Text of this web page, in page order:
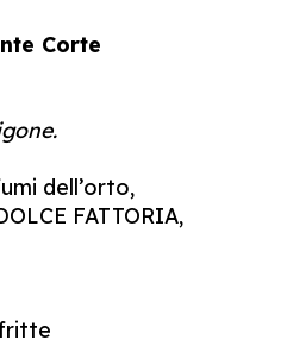
Corte
dell’orto,
FATTORIA,